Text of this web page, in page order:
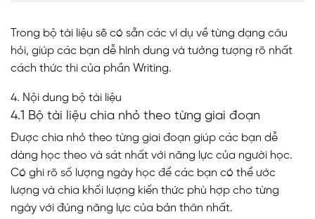
Trong bộ tài liệu sẽ có sẵn các ví dụ về từng dạng câu
hỏi, giúp các bạn dễ hình dung và tưởng tượng rõ nhất
cách thức thi của phần Writing.
4. Nội dung bộ tài liệu
4.1 Bộ tài liệu chia nhỏ theo từng giai đoạn
Được chia nhỏ theo từng giai đoạn giúp các bạn dễ
dàng học theo và sát nhất với năng lực của người học.
Có ghi rõ số lượng ngày học để các bạn có thể ước
lượng và chia khối lượng kiến thức phù hợp cho từng
ngày với đúng năng lực của bản thân nhất.